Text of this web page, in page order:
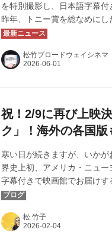
を特別撮影し、日本語字幕付
昨年、トニー賞を総なめにし
ネマ 2025 秋」として全国順
たしました！改めて皆様へ御
上映を開催いたします！皆
松竹ブロードウェイシネマ
祝！2/9に再び上映
ク」！海外の各国版
寒い日が続きますが、いか
界史上初、アメリカ・ニュ
字幕付きで映画館でお届けす
めにした、伝説の傑作ミュー
て、全国ミニシアターランキ
皆様へ御礼申し上げます。
松 竹子